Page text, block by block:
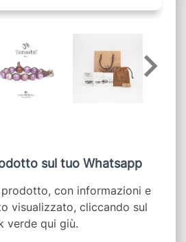
sul tuo Whatsapp
prodotto, con informazioni e
visualizzato, cliccando sul
verde qui giù.